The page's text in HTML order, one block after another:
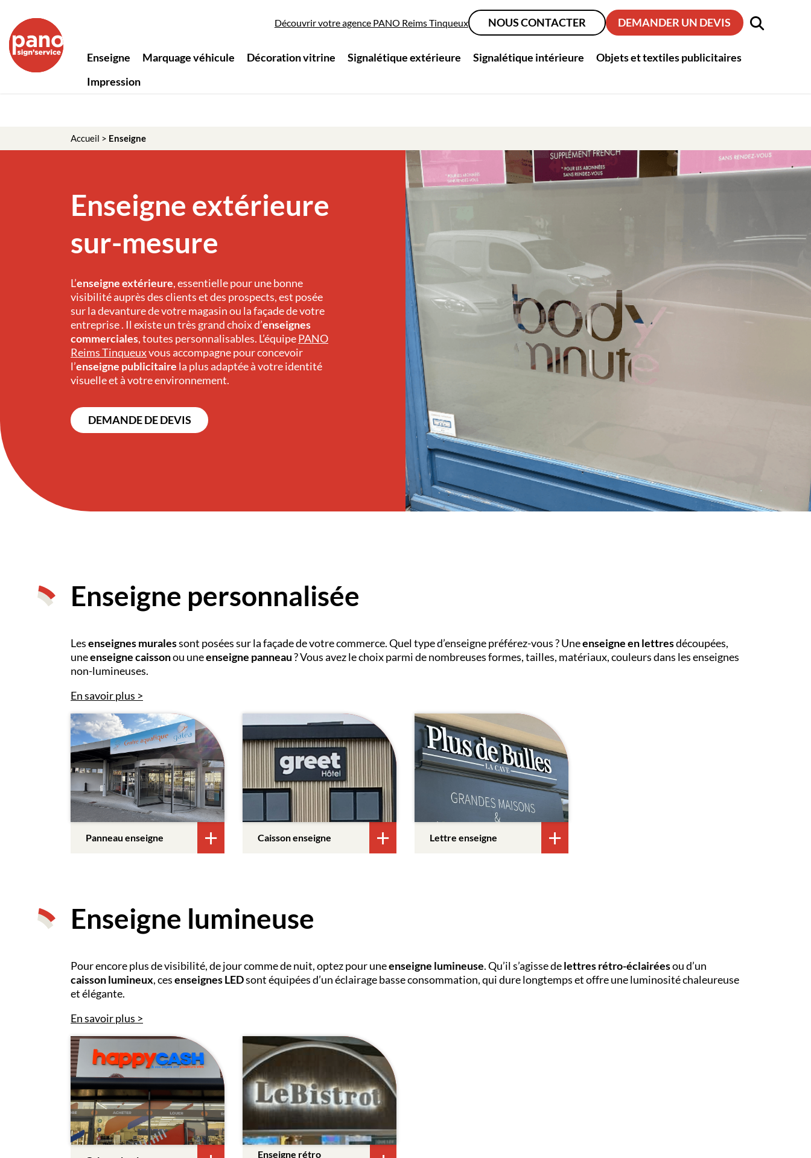
Enseigne Marquage véhicule Décoration vitrine Signalétique extérieure Signalétique intérieure
Objets et textiles publicitaires
Impression
Découvrir votre agence PANO Reims Tinqueux NOUS CONTACTER DEMANDER UN DEVIS
Accueil > Enseigne
Enseigne extérieure
sur-mesure
L’enseigne extérieure, essentielle pour une bonne
visibilité auprès des clients et des prospects, est posée
sur la devanture de votre magasin ou la façade de votre
entreprise . Il existe un très grand choix d’enseignes
commerciales, toutes personnalisables. L’équipePANO
Reims Tinqueuxvous accompagne pour concevoir
l’enseigne publicitaire la plus adaptée à votre identité
visuelle et à votre environnement.
DEMANDE DE DEVIS
Enseigne personnalisée
Lesenseignes muralessont posées sur la façade de votre commerce. Quel type d’enseigne préférez-vous ? Uneenseigne en lettresdécoupées,
uneenseigne caissonou uneenseigne panneau? Vous avez le choix parmi de nombreuses formes, tailles, matériaux, couleurs dans les enseignes
non-lumineuses.
En savoir plus
Panneau enseigne Caisson enseigne Lettre enseigne
Enseigne lumineuse
Pour encore plus de visibilité, de jour comme de nuit, optez pour uneenseigne lumineuse. Qu’il s’agisse delettres rétro-éclairéesou d’un
caisson lumineux, cesenseignes LEDsont équipées d’un éclairage basse consommation, qui dure longtemps et offre une luminosité chaleureuse
et élégante.
En savoir plus
Enseigne rétro